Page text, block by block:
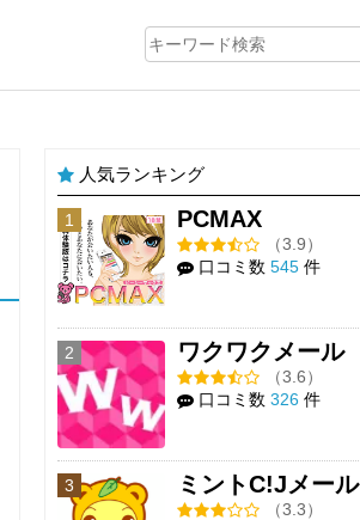
人気ランキング
1 PCMAX
（3.9）
口コミ数 545 件
2 ワクワクメール
（3.6）
口コミ数 326 件
3 ミントC!Jメール
（3.3）